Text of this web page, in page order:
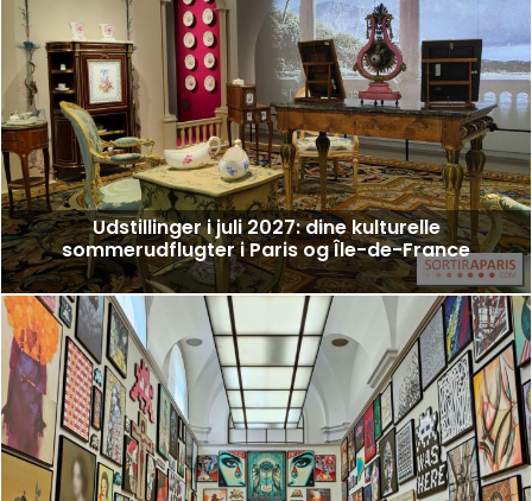
Udstillinger i juli 2027: dine kulturelle
sommerudflugter i Paris og Île-de-France